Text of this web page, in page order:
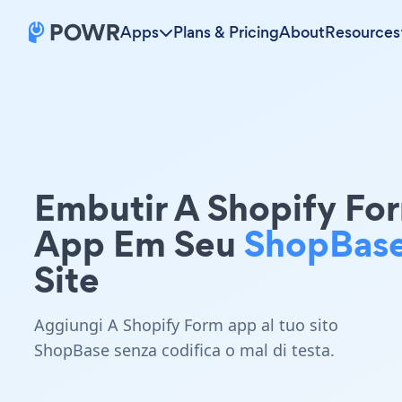
Apps Plans & PricingAboutResources
Embutir A Shopify
App Em Seu
Site
Aggiungi A Shopify Form app al tuo sito
ShopBase senza codifica o mal di testa.